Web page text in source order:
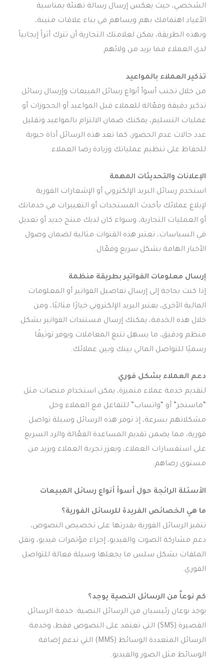
الشخصي، حيث يعكس إرسال رسالة تهنئة بمناسبة
الأعياد اهتمامك بهم ويساهم في بناء علاقات متينة،
وبهذه الطريقة، يمكن لعلامتك التجارية أن تترك أثراً إيجابياً
لدى العملاء مما يزيد من ولائهم.
تذكير العملاء بالمواعيد
من خلال تجنب أسوأ أنواع رسائل المبيعات وإرسال رسائل
تذكير دقيقة وفعّالة للعملاء قبل المواعيد أو الحجوزات أو
عمليات التسليم، يمكنك ضمان الالتزام بالمواعيد وتقليل
عدد حالات عدم الحضور، كما تعد هذه الرسائل أداة حيوية
للحفاظ على تنظيم عملياتك وزيادة رضا العملاء.
الإعلانات والتحديثات المهمة
استخدم رسائل البريد الإلكتروني أو الإشعارات الفورية
لإبلاغ عملائك بأحدث المستجدات أو التغييرات في خدماتك
أو العمليات التجارية، وسواء كان لديك منتج جديد أو تعديل
في السياسات، تعتبر هذه القنوات مثالية لضمان وصول
الأخبار الهامة بشكل سريع وفعّال.
إرسال معلومات الفواتير بطريقة منظمة
إذا كنت بحاجة إلى إرسال تفاصيل الفواتير أو المعلومات
المالية الأخرى، يعتبر البريد الإلكتروني خيارًا مثاليًا، ومن
خلال هذه الخدمة، يمكنك إرسال مستندات الفواتير بشكل
منظم ودقيق، ما يسهل تتبع المعاملات ويوفر توثيقًا
رسميًا للتواصل المالي بينك وبين عملائك.
دعم العملاء بشكل فوري
لتقديم خدمة عملاء متميزة، يمكن استخدام منصات مثل
“ماسنجر” أو “واتساب” للتفاعل مع العملاء وحل
مشكلاتهم بسرعة، إذ توفر هذه الرسائل وسيلة تواصل
فورية، مما يضمن تقديم المساعدة الفعّالة والرد السريع
على استفسارات العملاء، ويعزز تجربة العملاء ويزيد من
مستوى رضاهم.
الأسئلة الرائجة حول أسوأ أنواع رسائل المبيعات
ما هي الخصائص الفريدة للرسائل الفورية؟
تتميز الرسائل الفورية بقدرتها على تخصيص النصوص،
دعم مشاركة الصوت والفيديو، إجراء مؤتمرات فيديو، ونقل
الملفات بشكل سلس ما يجعلها وسيلة فعالة للتواصل
الفوري.
كم نوعاً من الرسائل النصية يوجد؟
يوجد نوعان رئيسيان من الرسائل النصية: خدمة الرسائل
القصيرة (SMS) التي تعتمد على النصوص فقط، وخدمة
الرسائل المتعددة الوسائط (MMS) التي تدعم إضافة
الوسائط مثل الصور والفيديو.